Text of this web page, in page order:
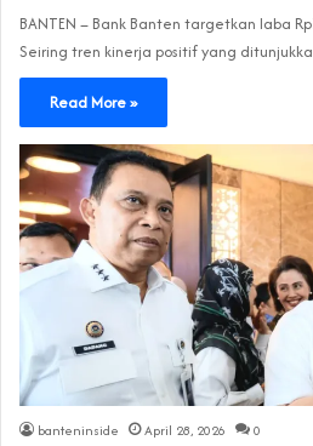
BANTEN – Bank Banten targetkan laba
Seiring tren kinerja positif yang
Read More »
banteninside April 28, 2026 0